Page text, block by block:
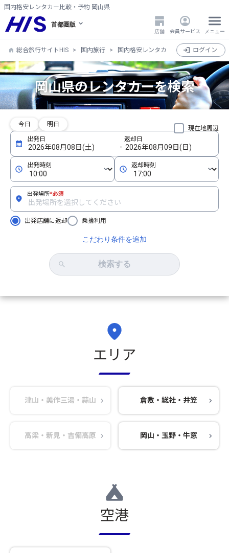
国内格安レンタカー比較・予約 岡山県
首都圏版
店舗 会員サービス メニュー
総合旅行サイトHIS 国内旅行 国内格安レンタカー比較・検索・予約
ログイン
岡山県のレンタカーを検索
現在地周辺
今日 明日
出発場所*必須
出発店舗に返却 乗捨利用
こだわり条件を追加
検索する
エリア
津山・美作三湯・蒜山 倉敷・総社・井笠
高梁・新見・吉備高原 岡山・玉野・牛窓
空港